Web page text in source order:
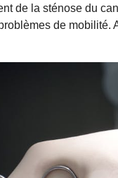
de la sténose du
de mobilité.